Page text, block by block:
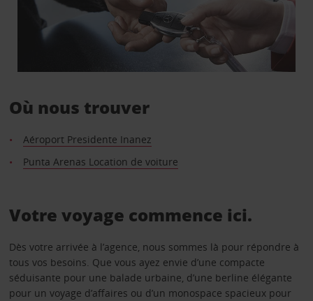
Où nous trouver
Aéroport Presidente Inanez
Punta Arenas Location de voiture
Votre voyage commence ici.
Dès votre arrivée à l’agence, nous sommes là pour répondre à
tous vos besoins. Que vous ayez envie d’une compacte
séduisante pour une balade urbaine, d’une berline élégante
pour un voyage d’affaires ou d’un monospace spacieux pour